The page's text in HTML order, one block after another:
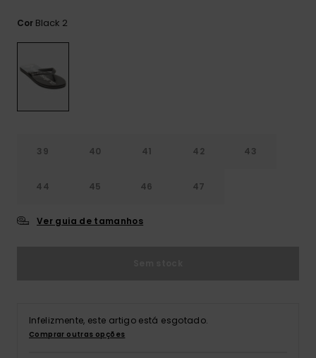
Cor Black 2
39 40 41 42 43
44 45 46 47
Ver guia de tamanhos
Infelizmente, este artigo está esgotado.
Comprar outras opções